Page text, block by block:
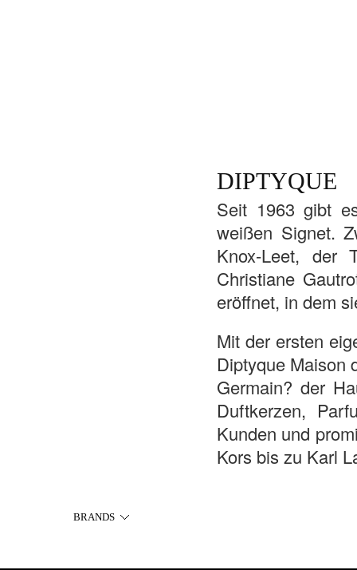
DIPTYQUE
Seit 1963 gibt
weißen Signet.
Knox-Leet, der
Christiane
eröffnet, in dem
Mit der ersten
Diptyque Maison
Germain? der
Duftkerzen,
Kunden und
Kors bis zu Karl
BRANDS